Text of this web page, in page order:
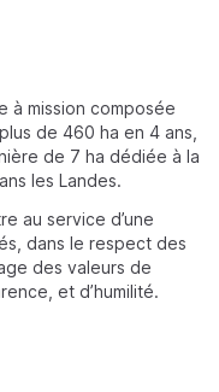
à mission composée
de 460 ha en 4 ans,
de 7 ha dédiée à la
les Landes.
au service d’une
dans le respect des
des valeurs de
et d’humilité.